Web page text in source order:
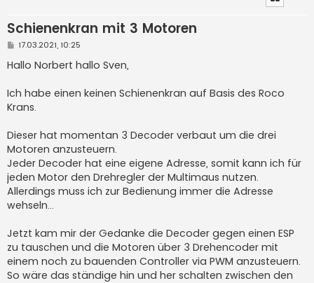
Schienenkran mit 3 Motoren
B
i
t
a
g
17.03.2021, 10:25
Hallo Norbert hallo Sven,
Ich habe einen keinen Schienenkran auf Basis des Roco
Krans.
Dieser hat momentan 3 Decoder verbaut um die drei
Motoren anzusteuern.
Jeder Decoder hat eine eigene Adresse, somit kann ich für
jeden Motor den Drehregler der Multimaus nutzen.
Allerdings muss ich zur Bedienung immer die Adresse
wehseln...
Jetzt kam mir der Gedanke die Decoder gegen einen ESP
zu tauschen und die Motoren über 3 Drehencoder mit
einem noch zu bauenden Controller via PWM anzusteuern.
So wäre das ständige hin und her schalten zwischen den